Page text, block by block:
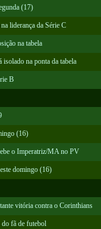
(17)
liderança da Série C
na tabela
isolado na ponta da tabela
B
(16)
o Imperatriz/MA no PV
domingo (16)
vitória contra o Corinthians
do fã de futebol